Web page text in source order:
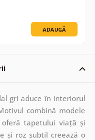
ADAUGĂ
gri aduce în interiorul
combină modele
tapetului viață și
și roz subtil creează o